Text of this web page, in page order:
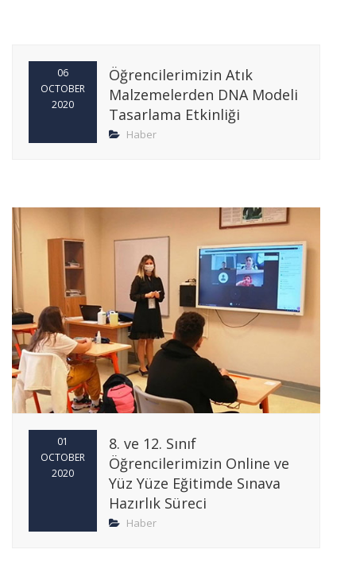
06
OCTOBER
2020
Öğrencilerimizin Atık
Malzemelerden DNA Modeli
Tasarlama Etkinliği
Haber
01
OCTOBER
2020
8. ve 12. Sınıf
Öğrencilerimizin Online ve
Yüz Yüze Eğitimde Sınava
Hazırlık Süreci
Haber